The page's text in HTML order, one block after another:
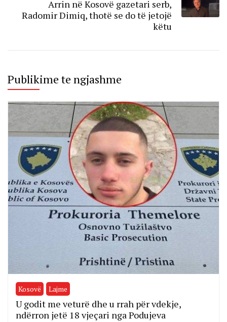
Arrin në Kosovë gazetari serb,
Radomir Dimiq, thotë se do të jetojë
këtu
Publikime te ngjashme
Kosovë Lajme
U godit me veturë dhe u rrah për vdekje,
ndërron jetë 18 vjeçari nga Podujeva